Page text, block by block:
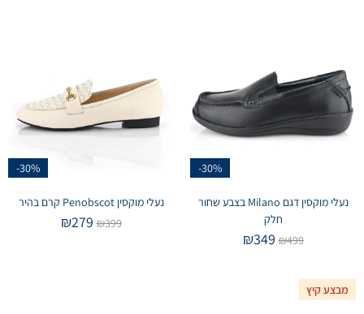
-30%
נעלי מוקסין דגם Milano בצבע שחור
חלק
₪499
₪349
-30%
נעלי מוקסין Penobscot קרם בהיר
₪399
₪279
מבצע קיץ